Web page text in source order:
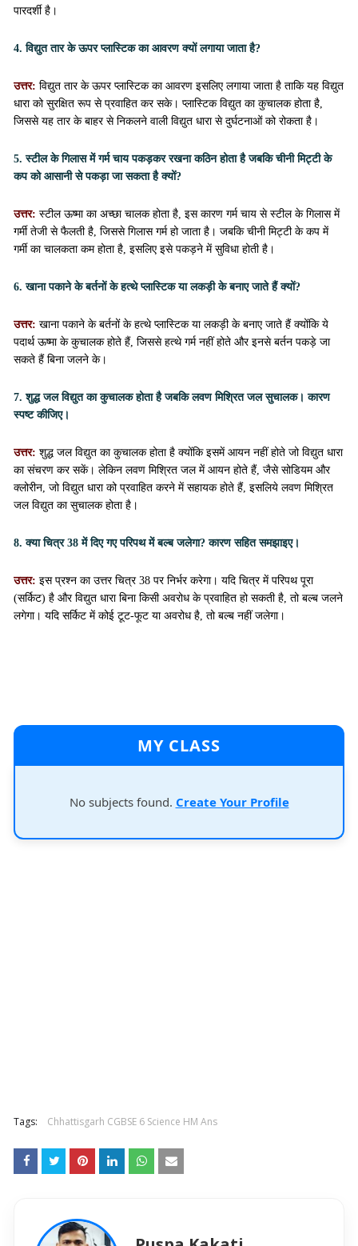
पारदर्शी है।
4. विद्युत तार के ऊपर प्लास्टिक का आवरण क्यों लगाया जाता है?
उत्तर: विद्युत तार के ऊपर प्लास्टिक का आवरण इसलिए लगाया जाता है ताकि यह विद्युत
धारा को सुरक्षित रूप से प्रवाहित कर सके। प्लास्टिक विद्युत का कुचालक होता है,
जिससे यह तार के बाहर से निकलने वाली विद्युत धारा से दुर्घटनाओं को रोकता है।
5. स्टील के गिलास में गर्म चाय पकड़कर रखना कठिन होता है जबकि चीनी मिट्टी के
कप को आसानी से पकड़ा जा सकता है क्यों?
उत्तर: स्टील ऊष्मा का अच्छा चालक होता है, इस कारण गर्म चाय से स्टील के गिलास में
गर्मी तेजी से फैलती है, जिससे गिलास गर्म हो जाता है। जबकि चीनी मिट्टी के कप में
गर्मी का चालकता कम होता है, इसलिए इसे पकड़ने में सुविधा होती है।
6. खाना पकाने के बर्तनों के हत्थे प्लास्टिक या लकड़ी के बनाए जाते हैं क्यों?
उत्तर: खाना पकाने के बर्तनों के हत्थे प्लास्टिक या लकड़ी के बनाए जाते हैं क्योंकि ये
पदार्थ ऊष्मा के कुचालक होते हैं, जिससे हत्थे गर्म नहीं होते और इनसे बर्तन पकड़े जा
सकते हैं बिना जलने के।
7. शुद्ध जल विद्युत का कुचालक होता है जबकि लवण मिश्रित जल सुचालक। कारण
स्पष्ट कीजिए।
उत्तर: शुद्ध जल विद्युत का कुचालक होता है क्योंकि इसमें आयन नहीं होते जो विद्युत धारा
का संचरण कर सकें। लेकिन लवण मिश्रित जल में आयन होते हैं, जैसे सोडियम और
क्लोरीन, जो विद्युत धारा को प्रवाहित करने में सहायक होते हैं, इसलिये लवण मिश्रित
जल विद्युत का सुचालक होता है।
8. क्या चित्र 38 में दिए गए परिपथ में बल्ब जलेगा? कारण सहित समझाइए।
उत्तर: इस प्रश्न का उत्तर चित्र 38 पर निर्भर करेगा। यदि चित्र में परिपथ पूरा
(सर्किट) है और विद्युत धारा बिना किसी अवरोध के प्रवाहित हो सकती है, तो बल्ब जलने
लगेगा। यदि सर्किट में कोई टूट-फूट या अवरोध है, तो बल्ब नहीं जलेगा।
MY CLASS
No subjects found. Create Your Profile
Tags: Chhattisgarh CGBSE 6 Science HM Ans